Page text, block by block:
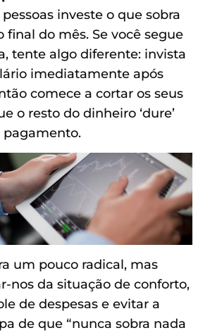
investe o que sobra
final do mês. Se você segue
tente algo diferente: invista
imediatamente após
comece a cortar os seus
o resto do dinheiro ‘dure’
pagamento.
um pouco radical, mas
nos da situação de conforto,
de despesas e evitar a
de que “nunca sobra nada